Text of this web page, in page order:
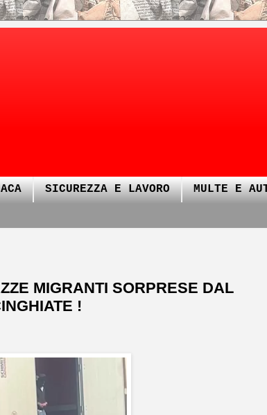
SICUREZZA E LAVORO MULTE E
MIGRANTI SORPRESE DAL
!